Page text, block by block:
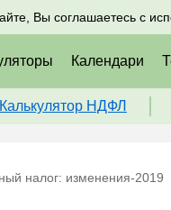
Вы соглашаетесь с
Присоединяйтесь к
Календари
Калькулятор НДФЛ
налог: изменения-2019